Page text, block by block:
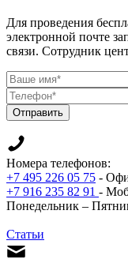
Для проведения
электронной почте
связи. Сотрудник
Отправить
Номера телефонов:
+7 495 226 05 75 -
+7 916 235 82 91 -
Понедельник –
Статьи